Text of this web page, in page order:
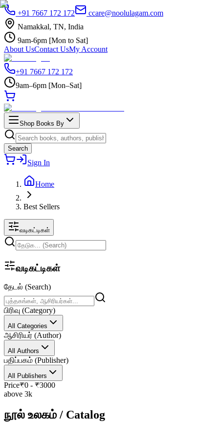
+91 7667 172 172
ccare@noolulagam.com
Namakkal, TN, India
9am-6pm [Mon to Sat]
About UsContact UsMy Account
+91 7667 172 172
9am–6pm [Mon–Sat]
Shop Books By
Search
Sign In
Home
Best Sellers
வடிகட்டிகள்
வடிகட்டிகள்
தேடல் (Search)
பிரிவு (Category)
All Categories
ஆசிரியர் (Author)
All Authors
பதிப்பகம் (Publisher)
All Publishers
Price₹0 - ₹3000
above 3k
நூல் உலகம் / Catalog